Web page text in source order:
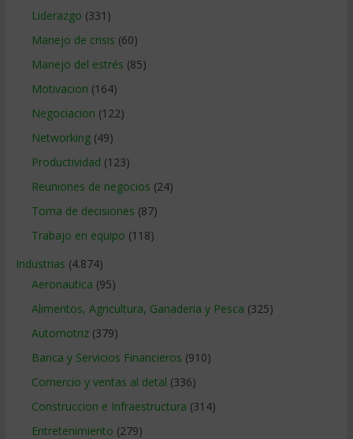
Liderazgo (331)
Manejo de crisis (60)
Manejo del estrés (85)
Motivacion (164)
Negociacion (122)
Networking(49)
Productividad (123)
Reuniones de negocios (24)
Toma de decisiones (87)
Trabajo en equipo (118)
Industrias (4.874)
Aeronautica (95)
Alimentos, Agricultura, Ganaderia y Pesca (325)
Automotriz(379)
Banca y Servicios Financieros (910)
Comercio y ventas al detal (336)
Construccion e Infraestructura (314)
Entretenimiento (279)